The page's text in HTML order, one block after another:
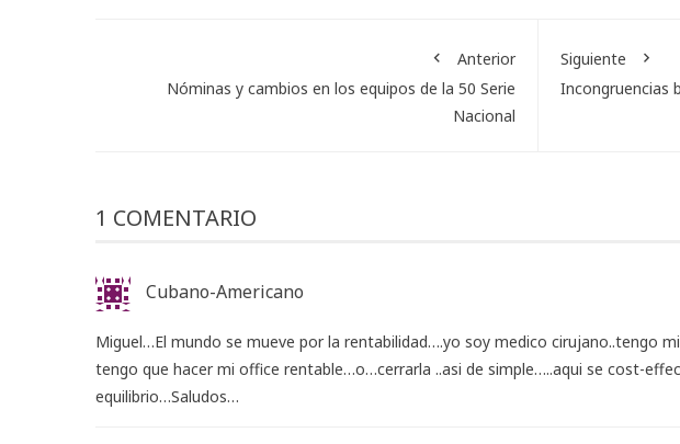
Anterior
Nóminas y cambios en los equipos de la 50 Serie
Nacional
Siguiente
Incongruencias
1 COMENTARIO
Cubano-Americano
Miguel…El mundo se mueve por la rentabilidad….yo soy medico cirujano..tengo
tengo que hacer mi office rentable…o…cerrarla ..asi de simple…..aqui se cost-
equilibrio…Saludos…